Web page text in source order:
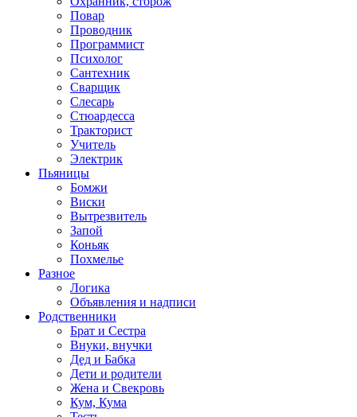
Повар
Проводник
Программист
Психолог
Сантехник
Сварщик
Слесарь
Стюардесса
Тракторист
Учитель
Электрик
Пьяницы
Бомжи
Виски
Вытрезвитель
Запой
Коньяк
Похмелье
Разное
Логика
Объявления и надписи
Родственники
Брат и Сестра
Внуки, внучки
Дед и Бабка
Дети и родители
Жена и Свекровь
Кум, Кума